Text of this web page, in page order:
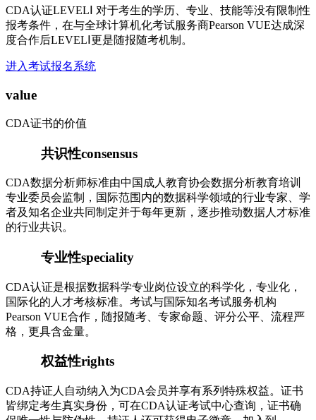
CDA认证LEVELⅠ 对于考生的学历、专业、技能等没有限制性
报考条件，在与全球计算机化考试服务商Pearson VUE达成深
度合作后LEVELⅠ更是随报随考机制。
进入考试报名系统
value
CDA证书的价值
共识性consensus
CDA数据分析师标准由中国成人教育协会数据分析教育培训
专业委员会监制，国际范围内的数据科学领域的行业专家、学
者及知名企业共同制定并于每年更新，逐步推动数据人才标准
的行业共识。
专业性speciality
CDA认证是根据数据科学专业岗位设立的科学化，专业化，
国际化的人才考核标准。考试与国际知名考试服务机构
Pearson VUE合作，随报随考、专家命题、评分公平、流程严
格，更具含金量。
权益性rights
CDA持证人自动纳入为CDA会员并享有系列特殊权益。证书
皆绑定考生真实身份，可在CDA认证考试中心查询，证书确